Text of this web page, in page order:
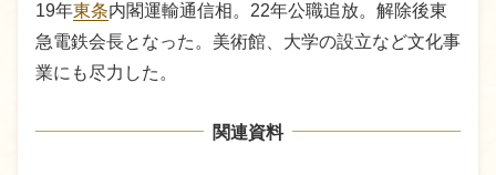
19年東条内閣運輸通信相。22年公職追放。解除後東
急電鉄会長となった。美術館、大学の設立など文化事
業にも尽力した。
関連資料